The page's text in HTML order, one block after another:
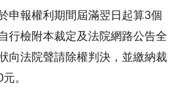
申報權利期間屆滿翌日起算3個
行檢附本裁定及法院網路公告全
向法院聲請除權判決，並繳納裁
。